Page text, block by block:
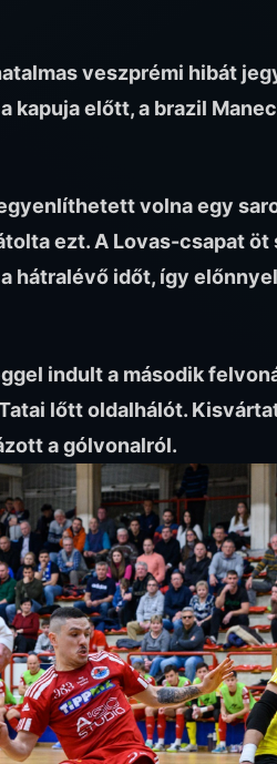
veszprémi hibát
kapuja előtt, a brazil
volna egy
ezt. A Lovas-csapat öt
hátralévő időt, így
indult a második
lőtt oldalhálót.
a gólvonalról.